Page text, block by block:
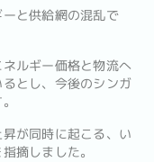
と供給網の混乱で
ルギー価格と物流へ
とし、今後のシンガ
が同時に起こる、い
摘しました。